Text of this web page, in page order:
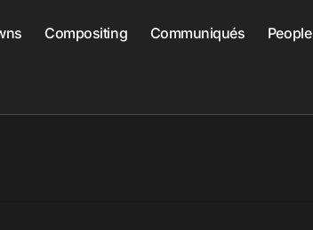
Compositing Communiqués People